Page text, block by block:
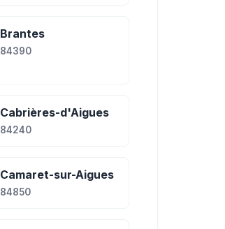
Brantes
84390
Cabrières-d'Aigues
84240
Camaret-sur-Aigues
84850